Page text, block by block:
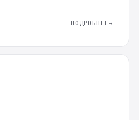
ПОДРОБНЕЕ